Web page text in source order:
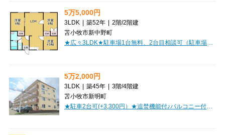
5万5,000円
3LDK | 築52年 | 2階/2階建
苫小牧市新中野町
5万2,000円
3LDK | 築45年 | 3階/4階建
苫小牧市新明町